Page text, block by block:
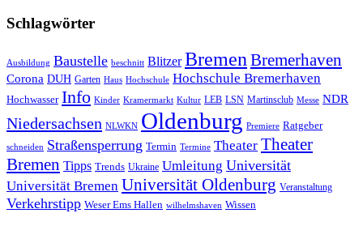
Schlagwörter
Ausbildung Baustelle beschnitt Blitzer Bremen Bremerhaven
Corona DUH Garten Haus Hochschule Hochschule Bremerhaven
Hochwasser Info Kinder Kramermarkt Kultur LEB LSN Martinsclub Messe NDR
Niedersachsen NLWKN Oldenburg Premiere Ratgeber
schneiden Straßensperrung Termin Termine Theater Theater
Bremen Tipps Trends Ukraine Umleitung Universität
Universität Bremen Universität Oldenburg Veranstaltung
Verkehrstipp Weser Ems Hallen wilhelmshaven Wissen